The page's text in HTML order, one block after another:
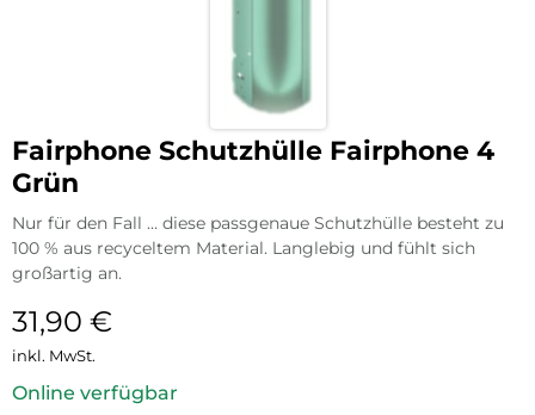
Fairphone Schutzhülle Fairphone 4
Grün
Nur für den Fall … diese passgenaue Schutzhülle besteht zu
100 % aus recyceltem Material. Langlebig und fühlt sich
großartig an.
31,90 €
inkl. MwSt.
Online verfügbar